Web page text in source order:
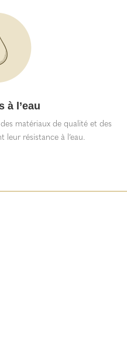
à l’eau
matériaux de qualité et des
leur résistance à l’eau.